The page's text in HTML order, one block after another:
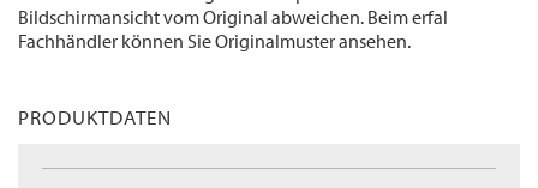
Bildschirmansicht vom Original abweichen. Beim erfal
Fachhändler können Sie Originalmuster ansehen.
PRODUKTDATEN